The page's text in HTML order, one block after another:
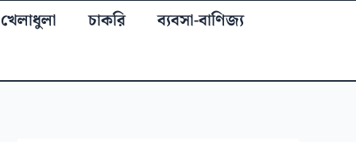
খেলাধুলা চাকরি
ব্যবসা-বাণিজ্য